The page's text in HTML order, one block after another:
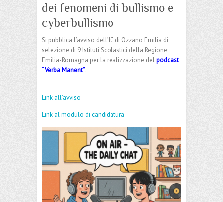
dei fenomeni di bullismo e
cyberbullismo
Si pubblica l’avviso dell’IC di Ozzano Emilia di
selezione di 9 Istituti Scolastici della Regione
Emilia-Romagna per la realizzazione delpodcast
“Verba Manent”.
Link all’avviso
Link al modulo di candidatura